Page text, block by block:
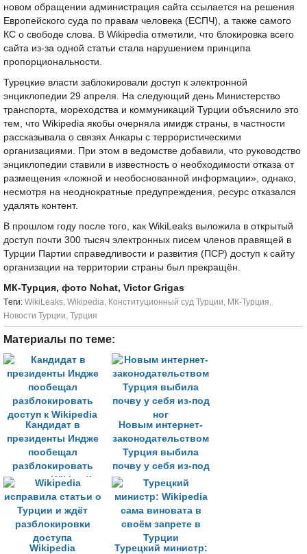
новом обращении администрация сайта ссылается на решения
Европейского суда по правам человека (ЕСПЧ), а также самого
КС о свободе слова. В Wikipedia отметили, что блокировка всего
сайта из-за одной статьи стала нарушением принципа
пропорциональности.
Турецкие власти заблокировали доступ к электронной
энциклопедии 29 апреля. На следующий день Министерство
транспорта, мореходства и коммуникаций Турции объяснило это
тем, что Wikipedia якобы очерняла имидж страны, в частности
рассказывала о связях Анкары с террористическими
организациями. При этом в ведомстве добавили, что руководство
энциклопедии ставили в известность о необходимости отказа от
размещения «ложной и необоснованной информации», однако,
несмотря на неоднократные предупреждения, ресурс отказался
удалять контент.
В прошлом году после того, как WikiLeaks выложила в открытый
доступ почти 300 тысяч электронных писем членов правящей в
Турции Партии справедливости и развития (ПСР) доступ к сайту
организации на территории страны был прекращён.
МК-Турция, фото Nohat, Victor Grigas
Tеги: WikiLeaks, Wikipedia, Конституционный суд Турции, МК-Турция,
Новости Турции, Турция
Материалы по теме:
Кандидат в
президенты Индже
пообещал
разблокировать
доступ к Wikipedia
Новым интернет-
законодательством
Турция выбила
почву у себя из-под
ног
Wikipedia
Турецкий министр: